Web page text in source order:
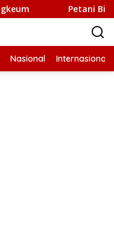
Petani Bireuen
Nasional Internasional